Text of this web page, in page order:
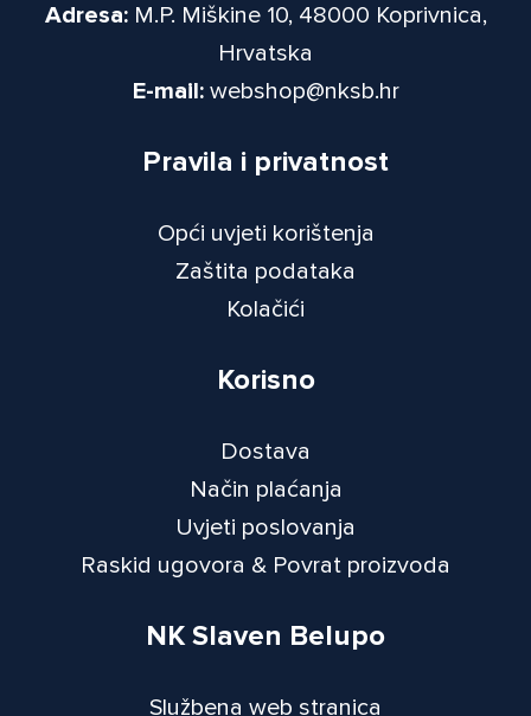
Adresa:M.P. Miškine 10, 48000 Koprivnica,
Hrvatska
E-mail: webshop@nksb.hr
Pravila i privatnost
Opći uvjeti korištenja
Zaštita podataka
Kolačići
Korisno
Dostava
Način plaćanja
Uvjeti poslovanja
Raskid ugovora & Povrat proizvoda
NK Slaven Belupo
Službena web stranica